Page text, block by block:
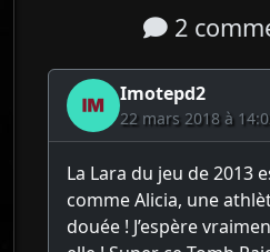
2
Imotepd2
22 mars 2018 à
La Lara du jeu de 2013
comme Alicia, une
douée ! J’espère